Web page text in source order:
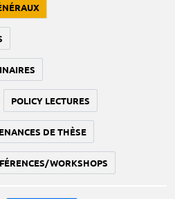
POLICY LECTURES
DE THÈSE
WORKSHOPS